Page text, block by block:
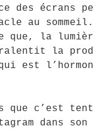
des écrans
au
que, la
la
est
que c’est
dans